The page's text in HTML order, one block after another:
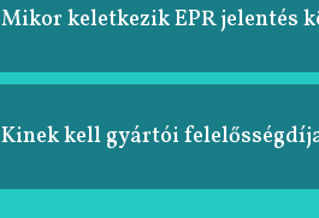
Mikor keletkezik EPR jelentés
Kinek kell gyártói